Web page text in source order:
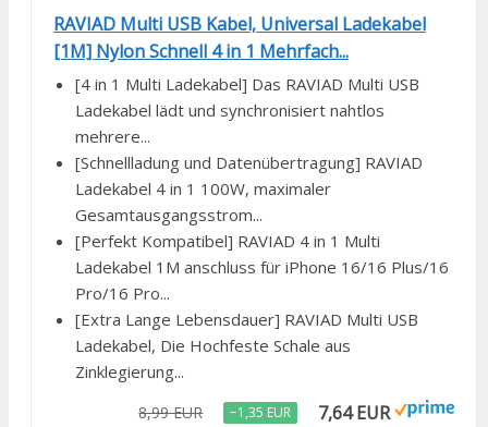
RAVIAD Multi USB Kabel, Universal Ladekabel
[1M] Nylon Schnell 4 in 1 Mehrfach...
[4 in 1 Multi Ladekabel] Das RAVIAD Multi USB
Ladekabel lädt und synchronisiert nahtlos
mehrere...
[Schnellladung und Datenübertragung] RAVIAD
Ladekabel 4 in 1 100W, maximaler
Gesamtausgangsstrom...
[Perfekt Kompatibel] RAVIAD 4 in 1 Multi
Ladekabel 1M anschluss für iPhone 16/16 Plus/16
Pro/16 Pro...
[Extra Lange Lebensdauer] RAVIAD Multi USB
Ladekabel, Die Hochfeste Schale aus
Zinklegierung...
8,99 EUR −1,35 EUR 7,64 EUR